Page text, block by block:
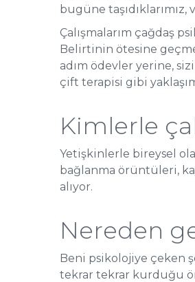
bugüne
Çalışmalarım çağdaş
Belirtinin ötesine
adım ödevler yerine,
çift terapisi gibi
Kimlerle
Yetişkinlerle bireysel
bağlanma örüntüleri,
alıyor.
Nereden
Beni psikolojiye çeken
tekrar tekrar kurduğu